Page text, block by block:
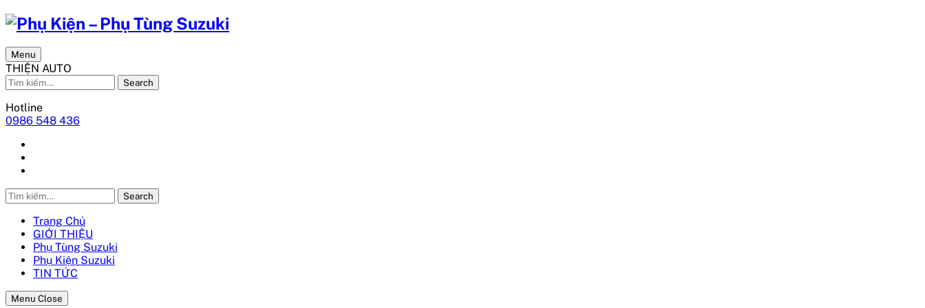
Menu
THIỆN AUTO
Search
Hotline
0986 548 436
Search
Trang Chủ
GIỚI THIỆU
Phụ Tùng Suzuki
Phụ Kiện Suzuki
TIN TỨC
Menu Close